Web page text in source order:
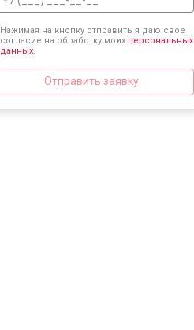
Нажимая на кнопку отправить я даю свое
согласие на обработку моих персональных
данных.
Отправить заявку